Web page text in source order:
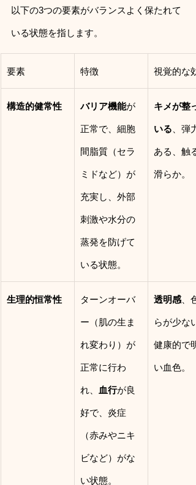
以下の3つの要素がバランスよく保たれて
いる状態を指します。
要素 特徴 視覚的な
構造的健常性 バリア機能が
正常で、細胞
間脂質（セラ
ミドなど）が
充実し、外部
刺激や水分の
蒸発を防げて
いる状態。
キメが整
いる 、弾
ある、触
滑らか。
生理的恒常性 ターンオーバ
ー（肌の生ま
れ変わり）が
正常に行わ
れ、 血行が良
好で、炎症
（赤みやニキ
ビなど）がな
い状態。
透明感 、
らが少な
健康的で
い血色。